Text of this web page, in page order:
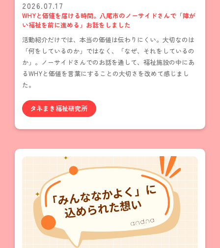
2026.07.17
WHYと価値を届ける時間。八尾市のノーサイドさんで「障が
い福祉を前に進める」お話をしました
活動紹介だけでは、本当の価値は伝わりにくい。大切なのは
「何をしているのか」ではなく、「なぜ、それをしているの
か」。ノーサイドさんでのお話を通して、福祉施設の中にあ
るWHYと価値を言葉にすることの大切さを改めて感じまし
た。
タネまき福祉研究所